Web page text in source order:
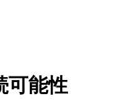
可能性